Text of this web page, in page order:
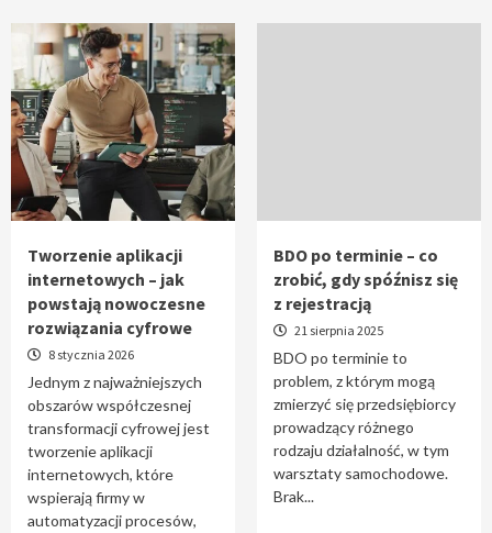
Tworzenie aplikacji
internetowych – jak
powstają nowoczesne
rozwiązania cyfrowe
8 stycznia 2026
Jednym z najważniejszych
obszarów współczesnej
transformacji cyfrowej jest
tworzenie aplikacji
internetowych, które
wspierają firmy w
automatyzacji procesów,
BDO po terminie – co
zrobić, gdy spóźnisz się
z rejestracją
21 sierpnia 2025
BDO po terminie to
problem, z którym mogą
zmierzyć się przedsiębiorcy
prowadzący różnego
rodzaju działalność, w tym
warsztaty samochodowe.
Brak...